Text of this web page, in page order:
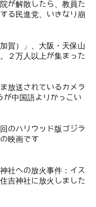
が解散したら、教員た
る民進党、いきなり崩
賀）」、大阪・天保山
２万人以上が集まった
放送されているカメラ
が中国語よりかっこい
のハリウッド版ゴジラ
映画です
社への放火事件：イス
吉神社に放火しました